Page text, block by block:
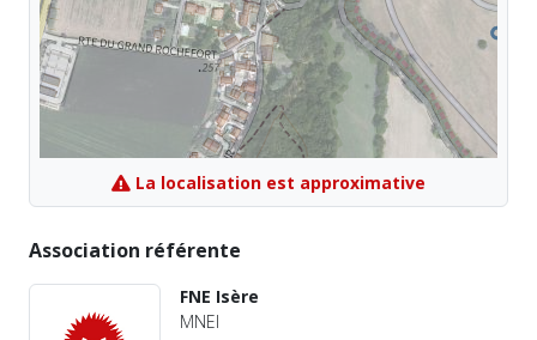
La localisation est approximative
Association référente
FNE Isère
MNEI